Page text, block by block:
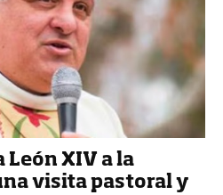
León XIV a la
visita pastoral y